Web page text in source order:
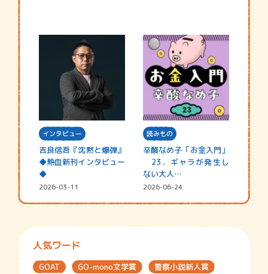
インタビュー
吉良信吾『沈黙と爆弾』
◆熱血新刊インタビュー
◆
2026-03-11
読みもの
辛酸なめ子「お金入門」
23．ギャラが発生し
ない大人…
2026-06-24
人気ワード
GOAT GO-mono文学賞 警察小説新人賞